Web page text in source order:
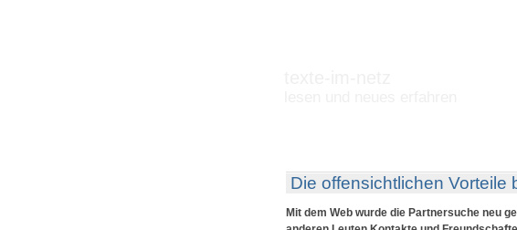
Die offensichtlichen Vorteile
Mit dem Web wurde die Partnersuche neu